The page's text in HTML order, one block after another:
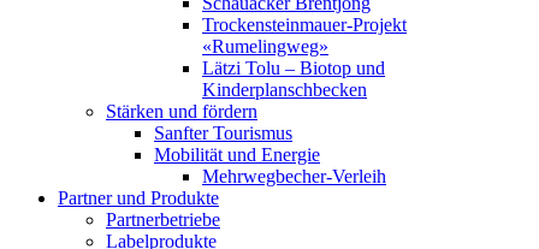
Trockensteinmauer-Projekt
«Rumelingweg»
Lätzi Tolu – Biotop und
Kinderplanschbecken
Stärken und fördern
Sanfter Tourismus
Mobilität und Energie
Mehrwegbecher-Verleih
Partner und Produkte
Partnerbetriebe
Labelprodukte